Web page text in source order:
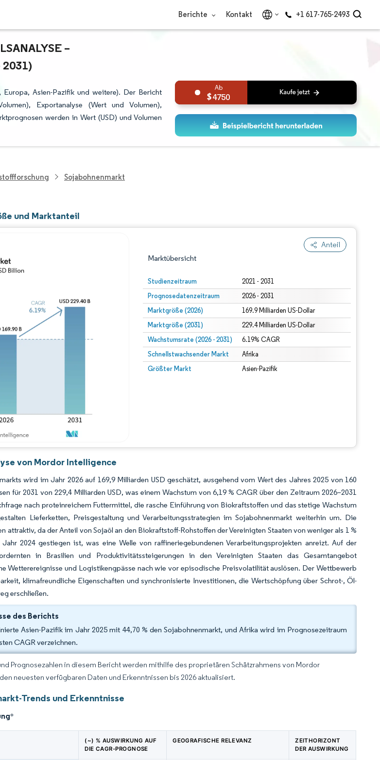
Berichte Kontakt +1 617-765-2493
– W
Asien-Pazifik und weitere). Der Bericht
Exportanalyse (Wert und Volumen),
werden in Wert (USD) und Volumen
4750
Sojabohnenmarkt
und Marktanteil
Anteil
Marktübersicht
Studienzeitraum 2021 - 2031
Prognosedatenzeitraum 2026 - 2031
Marktgröße (2026) 169.9 Milliarden US-Dollar
Marktgröße (2031) 229.4 Milliarden US-Dollar
Wachstumsrate (2026 - 2031) 6.19% CAGR
Schnellstwachsender Markt Afrika
Größter Markt Asien-Pazifik
Bild © Mordor Intelligence. Wiederverwendung erfordert Namensnennung gemäß CC BY 4.0.
von Mordor Intelligence
wird im Jahr 2026 auf 169,9 Milliarden USD geschätzt, ausgehend vom Wert des Jahres 2025 von 160
für 2031 von 229,4 Milliarden USD, was einem Wachstum von 6,19 % CAGR über den Zeitraum 2026–2031
nach proteinreichem Futtermittel, die rasche Einführung von Biokraftstoffen und das stetige Wachstum
Lieferketten, Preisgestaltung und Verarbeitungsstrategien im Sojabohnenmarkt weiterhin um. Die
attraktiv, da der Anteil von Sojaöl an den Biokraftstoff-Rohstoffen der Vereinigten Staaten von weniger als 1 %
2024 gestiegen ist, was eine Welle von raffineriegebundenen Verarbeitungsprojekten anreizt. Auf der
in Brasilien und Produktivitätssteigerungen in den Vereinigten Staaten das Gesamtangebot
Wetterereignisse und Logistikengpässe nach wie vor episodische Preisvolatilität auslösen. Der Wettbewerb
klimafreundliche Eigenschaften und synchronisierte Investitionen, die Wertschöpfung über Schrot-, Öl-
erschließen.
des Berichts
Asien-Pazifik im Jahr 2025 mit 44,70 % den Sojabohnenmarkt, und Afrika wird im Prognosezeitraum
CAGR verzeichnen.
Prognosezahlen in diesem Bericht werden mithilfe des proprietären Schätzrahmens von Mordor
neuesten verfügbaren Daten und Erkenntnissen bis 2026 aktualisiert.
Trends und Erkenntnisse
*
(~) % AUSWIRKUNG AUF
DIE CAGR-PROGNOSE
GEOGRAFISCHE RELEVANZ
ZEITHORIZONT
DER AUSWIRKUNG